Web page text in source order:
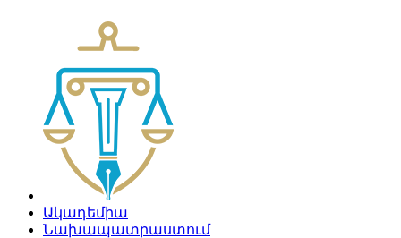
Ակադեմիա
Նախապատրաստում